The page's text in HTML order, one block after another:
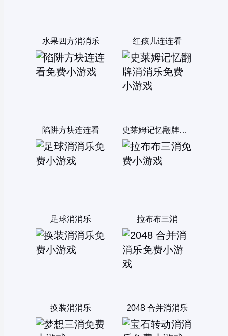
水果四方消消乐 红孩儿连连看
陷阱方块连连看 史莱姆记忆翻牌消消乐
足球消消乐 拉布布三消
换装消消乐 2048 合并消消乐